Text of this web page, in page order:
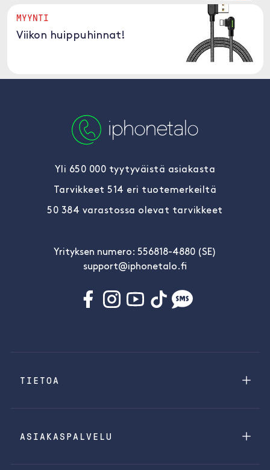
MYYNTI
Viikon huippuhinnat!
Yli 650 000 tyytyväistä asiakasta
Tarvikkeet 514 eri tuotemerkeiltä
50 384 varastossa olevat tarvikkeet
Yrityksen numero: 556818-4880 (SE)
support@iphonetalo.fi
TIETOA
ASIAKASPALVELU